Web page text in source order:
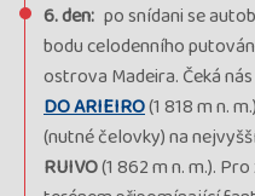
Termín
Cena
UZAVŘENO, průvodce:
Kód termínu
6. den: po snídani se
bodu celodenního
ostrova Madeira. Čeká
DO ARIEIRO(1 818 m n.
(nutné čelovky) na
RUIVO(1 862 m n. m.).